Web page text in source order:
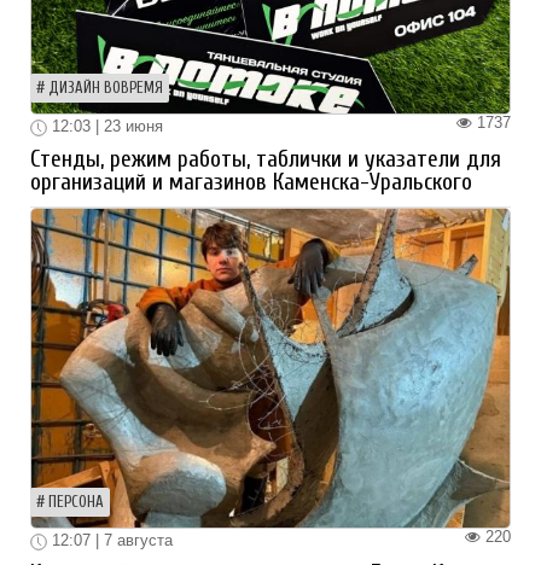
ДИЗАЙН ВОВРЕМЯ
1737
12:03 | 23 июня
Стенды, режим работы, таблички и указатели для
организаций и магазинов Каменска-Уральского
ПЕРСОНА
220
12:07 | 7 августа